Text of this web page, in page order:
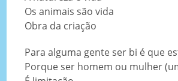
Os animais são vida
Obra da criação
Para alguma gente ser bi é que
Porque ser homem ou mulher